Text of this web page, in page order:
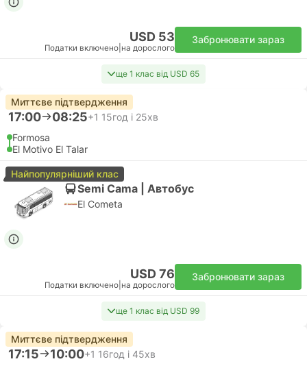
USD 53
Податки включено на дорослого
Забронювати зараз
ще 1 клас від USD 65
Миттєве підтвердження
17:00 08:25+1 15год і 25хв
Formosa
El Motivo El Talar
Найпопулярніший клас
Semi Cama | Автобус
El Cometa
USD 76
Податки включено на дорослого
Забронювати зараз
ще 1 клас від USD 99
Миттєве підтвердження
17:15 10:00+1 16год і 45хв